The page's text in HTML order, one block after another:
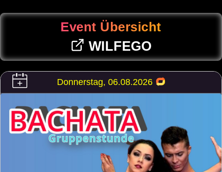
Event Übersicht
WILFEGO
Donnerstag, 06.08.2026